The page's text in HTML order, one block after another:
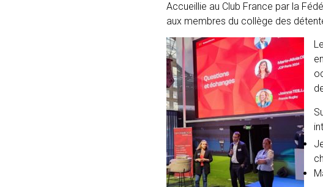
Accueillie au Club France par la
aux membres du collège des